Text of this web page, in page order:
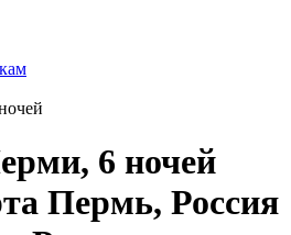
6 ночей
Пермь, Россия